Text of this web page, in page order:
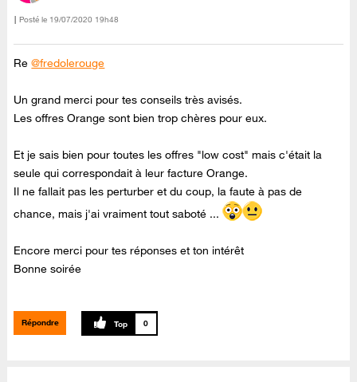
Posté le ‎19/07/2020 19h48
Re@fredolerouge
Un grand merci pour tes conseils très avisés.
Les offres Orange sont bien trop chères pour eux.
Et je sais bien pour toutes les offres "low cost" mais c'était la
seule qui correspondait à leur facture Orange.
Il ne fallait pas les perturber et du coup, la faute à pas de
chance, mais j'ai vraiment tout saboté ...
Encore merci pour tes réponses et ton intérêt
Bonne soirée
Répondre 0